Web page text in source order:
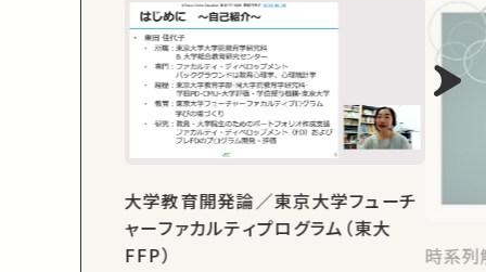
大学教育開発論／東京大学フューチ
ャーファカルティプログラム（東大
FFP）
時系列